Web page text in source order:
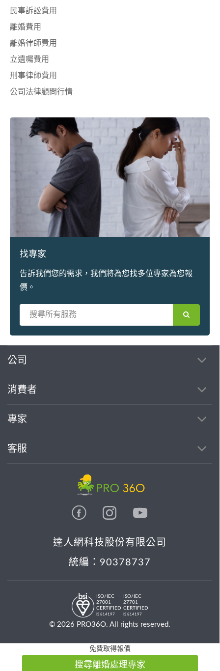
民事訴訟費用
離婚費用
離婚律師費用
立遺囑費用
刑事律師費用
公司法律顧問行情
找專家
告訴我們您的需求，我們將為您找多位專家為您報
價。
公司
消費者
專家
客服
達人網科技股份有限公司
統編：90378737
ISO/IEC
27001
CERTIFIED
IS 814197
ISO/IEC
27701
CERTIFIED
IS 814197
© 2026 PRO36O. All rights reserved.
免費取得報價
搜尋離婚處理專家
繼續完成